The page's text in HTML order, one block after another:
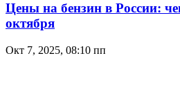
Цены на бензин в России:
октября
Окт 7, 2025, 08:10 пп